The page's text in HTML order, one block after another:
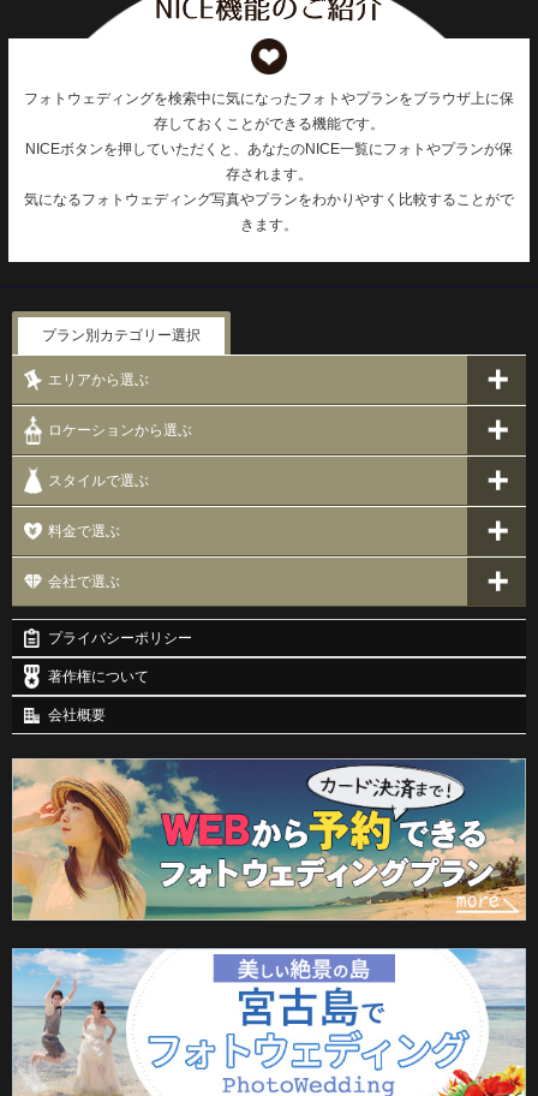
フォトウェディングを検索中に気になったフォトやプランをブラウザ上に保
存しておくことができる機能です。
NICEボタンを押していただくと、あなたのNICE一覧にフォトやプランが保
存されます。
気になるフォトウェディング写真やプランをわかりやすく比較することがで
きます。
プラン別カテゴリー選択
エリアから選ぶ
ロケーションから選ぶ
スタイルで選ぶ
料金で選ぶ
会社で選ぶ
プライバシーポリシー
著作権について
会社概要